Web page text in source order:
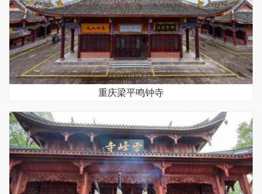
重庆梁平鸣钟寺